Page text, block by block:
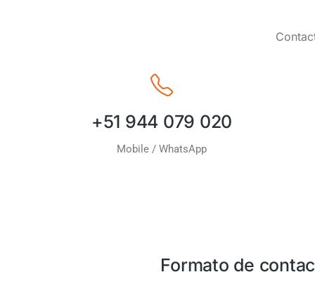
+51 944 079 020
Mobile / WhatsApp
Formato de